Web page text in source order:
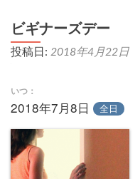
ビギナーズデー
投稿日: 2018年4月22日
いつ：
2018年7月8日 全日